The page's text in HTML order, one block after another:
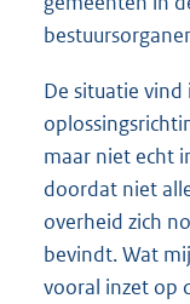
De situatie
maar niet echt
doordat niet
overheid zich
bevindt. Wat
vooral inzet op